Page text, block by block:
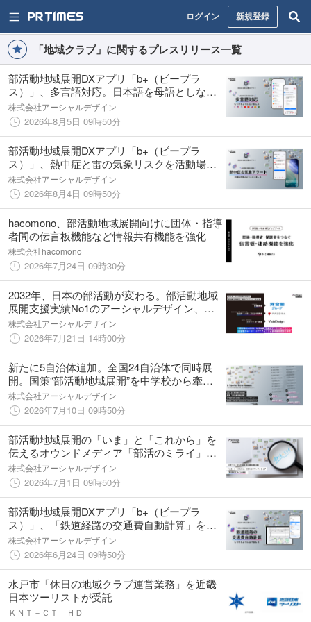
ログイン 新規登録
「地域クラブ」に関するプレスリリース一覧
部活動地域展開DXアプリ「b+（ビープラ
ス）」、多言語対応。日本語を母語としない
保護者・生徒・指導者の“言語の壁”を解消へ
株式会社アーシャルデザイン
2026年8月5日 09時50分
部活動地域展開DXアプリ「b+（ビープラ
ス）」、熱中症と雷の気象リスクを活動場所
ごとに自動判定してプッシュ通知で届ける
「気象アラート」を搭載
株式会社アーシャルデザイン
2026年8月4日 09時50分
hacomono、部活動地域展開向けに団体・指導
者間の伝言板機能など情報共有機能を強化
株式会社hacomono
2026年7月24日 09時30分
2032年、日本の部活動が変わる。部活動地域
展開支援実績No1のアーシャルデザイン、河
合塾グループ・パソナグループと資本業務提
携を締結
株式会社アーシャルデザイン
2026年7月21日 14時00分
新たに5自治体追加。全国24自治体で同時展
開。国策“部活動地域展開”を中学校から牽引
するトップランナー
株式会社アーシャルデザイン
2026年7月10日 09時50分
部活動地域展開の「いま」と「これから」を
伝えるオウンドメディア「部活のミライ」を
開設
株式会社アーシャルデザイン
2026年7月1日 09時50分
部活動地域展開DXアプリ「b+（ビープラ
ス）」、「鉄道経路の交通費自動計算」を新
たに追加し、部活動/地域クラブ運営の"経費精
算のDX化"を加速
株式会社アーシャルデザイン
2026年6月24日 09時50分
水戸市「休日の地域クラブ運営業務」を近畿
日本ツーリストが受託
ＫＮＴ－ＣＴ ＨＤ